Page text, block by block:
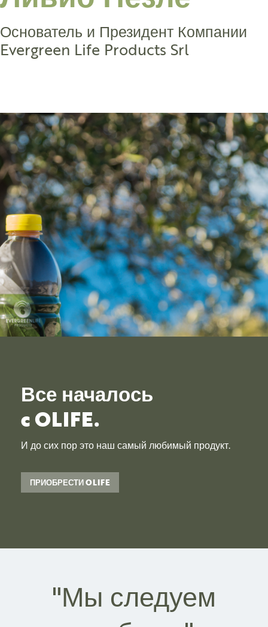
Основатель и Президент Компании
Evergreen Life Products Srl
Все началось
c OLIFE.
И до сих пор это наш самый любимый продукт.
ПРИОБРЕСТИ OLIFE
"Мы следуем